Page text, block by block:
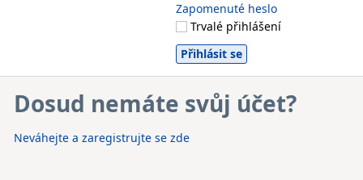
Zapomenuté heslo
Trvalé přihlášení
Dosud nemáte svůj účet?
Neváhejte a zaregistrujte se zde